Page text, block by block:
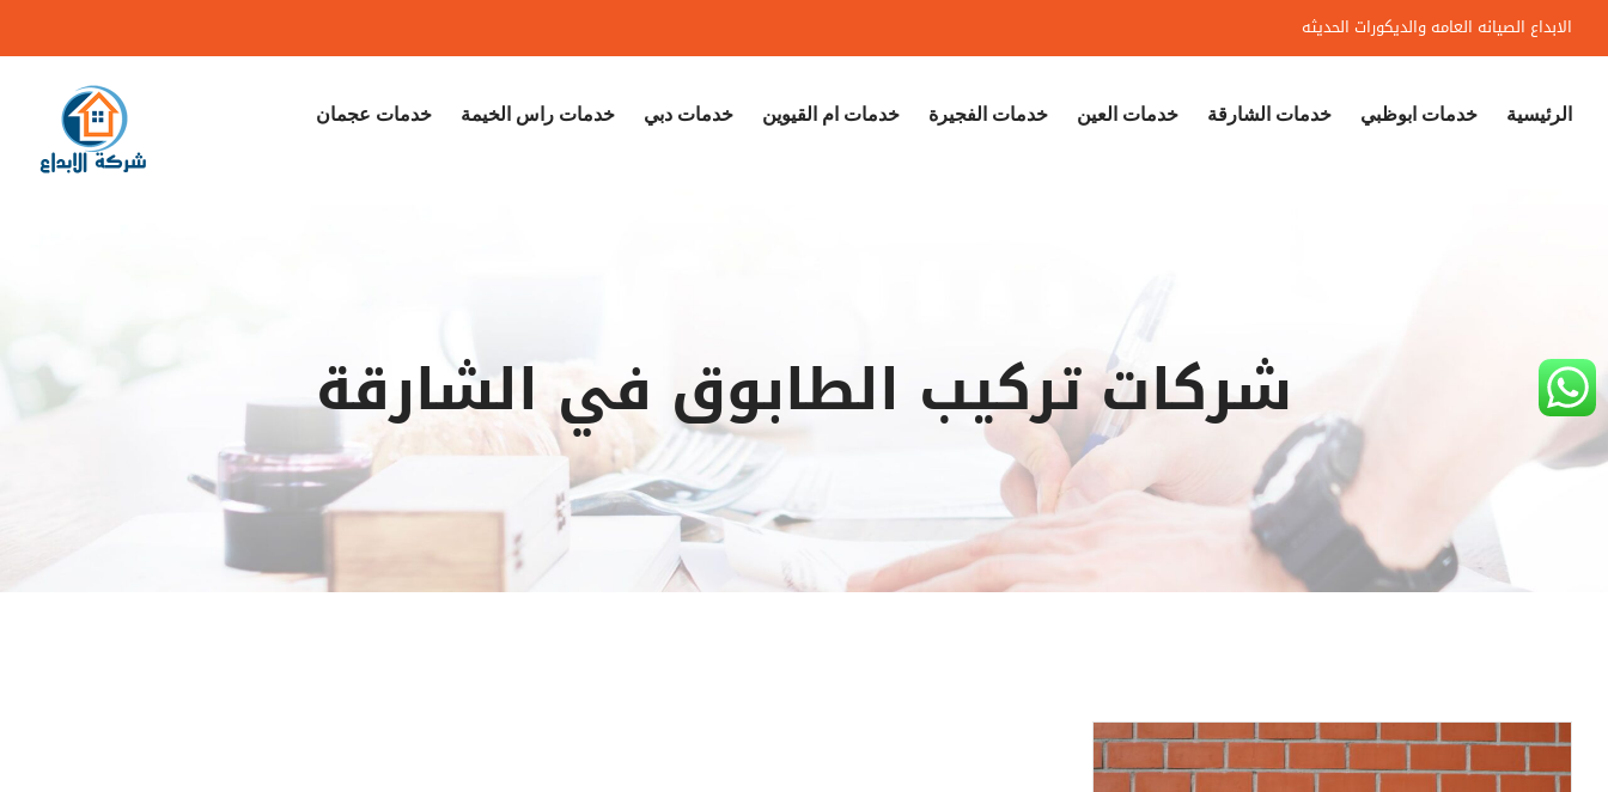
to
الابداع الصيانه العامه والديكورات الحديثه
الرئيسية خدمات ابوظبي خدمات الشارقة خدمات العين خدمات الفجيرة خدمات ام القيوين خدمات دبي خدمات راس الخيمة خدمات عجمان
شركات تركيب الطابوق في الشارقة